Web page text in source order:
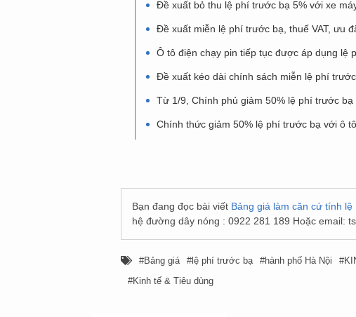
Đề xuất bỏ thu lệ phí trước bạ 5% với xe
Đề xuất miễn lệ phí trước bạ, thuế VAT, ưu
Ô tô điện chạy pin tiếp tục được áp dụng lệ
Đề xuất kéo dài chính sách miễn lệ phí
Từ 1/9, Chính phủ giảm 50% lệ phí trước
Chính thức giảm 50% lệ phí trước bạ với ô
Bạn đang đọc bài viết Bảng giá làm căn cứ tính
hệ đường dây nóng : 0922 281 189 Hoặc email:
Bảng giá lệ phí trước bạ hành phố Hà Nội
Kinh tế & Tiêu dùng